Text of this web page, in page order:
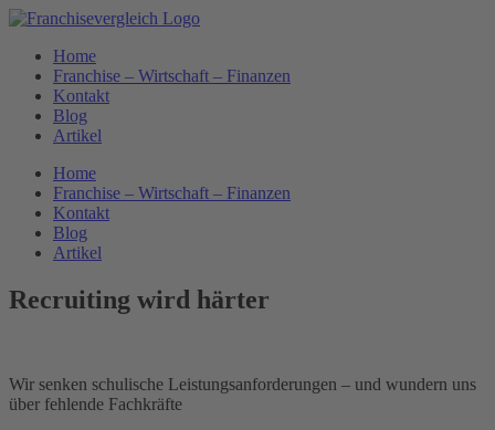
Zum
springenHome
Franchise – Wirtschaft – Finanzen
Kontakt
Blog
Artikel
Home
Franchise – Wirtschaft – Finanzen
Kontakt
Blog
Artikel
Recruiting wird härter
Wir senken schulische Leistungsanforderungen – und wundern uns
über fehlende Fachkräfte